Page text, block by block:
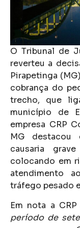
O Tribunal de
reverteu a
Pirapetinga
cobrança do
trecho, que
município de
empresa CRP
MG destacou
causaria
colocando em
atendimento
tráfego pesado
Em nota a
período de